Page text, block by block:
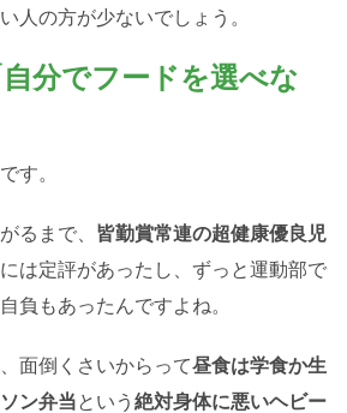
人の方が少ないでしょう。
分でフードを選べな
す。
るまで、 皆勤賞常連の超健康優良児
は定評があったし、ずっと運動部で
負もあったんですよね。
面倒くさいからって昼食は学食か生
ン弁当という 絶対身体に悪いヘビー